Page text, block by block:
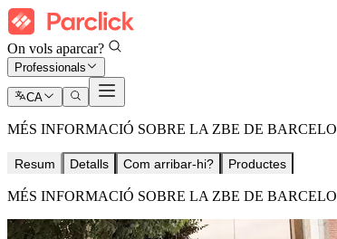
On vols aparcar?
Professionals
CA
MÉS INFORMACIÓ SOBRE LA ZBE DE
Resum Detalls Com arribar-hi? Productes
MÉS INFORMACIÓ SOBRE LA ZBE DE